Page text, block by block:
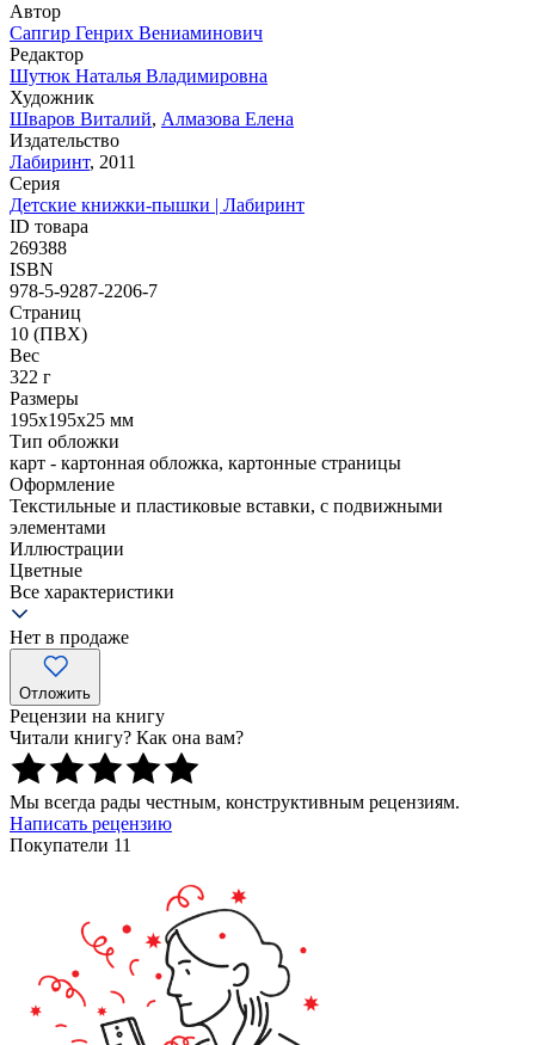
Автор
Сапгир Генрих Вениаминович
Редактор
Шутюк Наталья Владимировна
Художник
Шваров Виталий, Алмазова Елена
Издательство
Лабиринт, 2011
Серия
Детские книжки-пышки | Лабиринт
ID товара
269388
ISBN
978-5-9287-2206-7
Страниц
10 (ПВХ)
Вес
322 г
Размеры
195x195x25 мм
Тип обложки
карт - картонная обложка, картонные страницы
Оформление
Текстильные и пластиковые вставки, с подвижными
элементами
Иллюстрации
Цветные
Все характеристики
Нет в продаже
Отложить
Рецензии на книгу
Читали книгу? Как она вам?
Мы всегда рады честным, конструктивным рецензиям.
Написать рецензию
Покупатели 11